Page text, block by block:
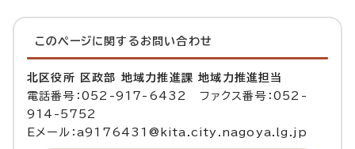
このページに関する お問い合わせ
北区役所 区政部 地域力推進課 地域力推進担当
電話番号：052-917-6432 ファクス番号：052-
914-5752
Eメール：a9176431@kita.city.nagoya.lg.jp